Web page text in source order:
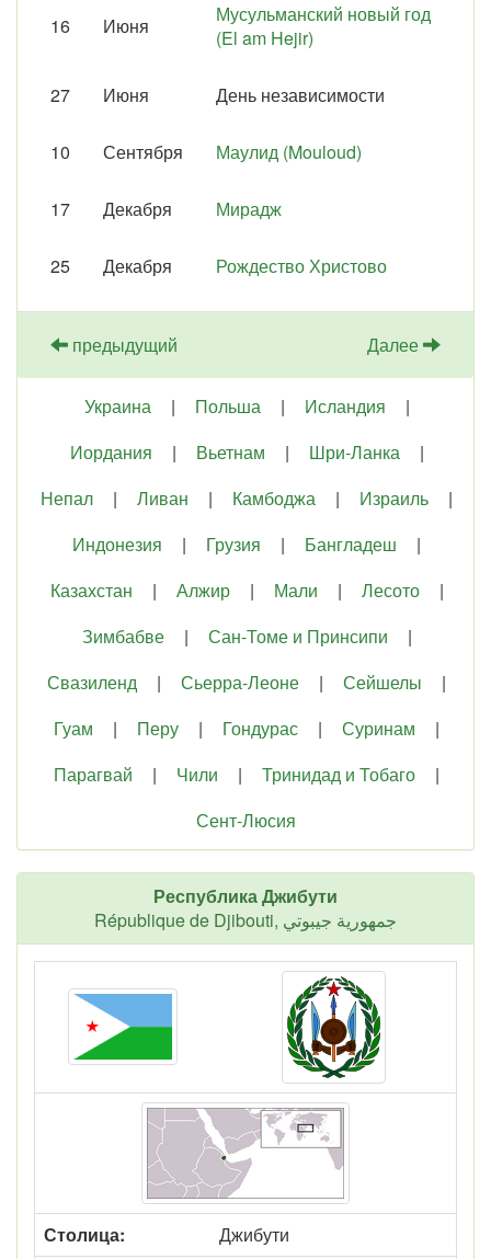
16 Июня
Мусульманский новый год
(El am Hejir)
27 Июня День независимости
10 Сентября Маулид (Mouloud)
17 Декабря Мирадж
25 Декабря Рождество Христово
предыдущий Далее
Украина | Польша | Исландия
|
Иордания
| Вьетнам | Шри-Ланка
|
Непал
| Ливан | Камбоджа | Израиль
|
Индонезия
| Грузия | Бангладеш
|
Казахстан
| Алжир | Мали | Лесото
|
Зимбабве
| Сан-Томе и Принсипи
|
Свазиленд
| Сьерра-Леоне | Сейшелы
|
Гуам
| Перу | Гондурас | Суринам
|
Парагвай
| Чили | Тринидад и Тобаго
|
Сент-Люсия
Республика Джибути
République de Djibouti, جمهورية جيبوتي
Столица:
Джибути